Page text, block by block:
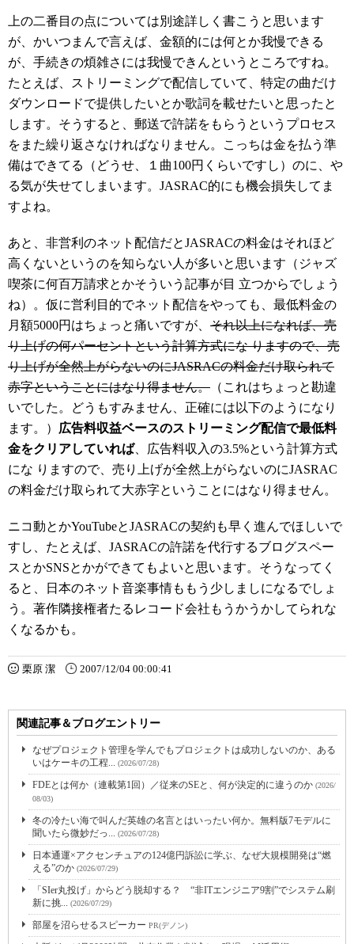
上の二番目の点については別途詳しく書こうと思います
が、かいつまんで言えば、金額的には何とか我慢できる
が、手続きの煩雑さには我慢できんというところですね。
たとえば、ストリーミングで配信していて、特定の曲だけ
ダウンロードで提供したいとか歌詞を載せたいと思ったと
します。そうすると、郵送で許諾をもらうというプロセス
をまた繰り返さなければなりません。こっちは金を払う準
備はできてる（どうせ、１曲100円くらいですし）のに、や
る気が失せてしまいます。JASRAC的にも機会損失してま
すよね。
あと、非営利のネット配信だとJASRACの料金はそれほど
高くないというのを知らない人が多いと思います（ジャズ
喫茶に何百万請求とかそういう記事が目 立つからでしょう
ね）。仮に営利目的でネット配信をやっても、最低料金の
月額5000円はちょっと痛いですが、 それ以上になれば、売
り上げの何パーセントという計算方式にな りますので、売
り上げが全然上がらないのにJASRACの料金だけ取られて
赤字ということにはなり得ません。 （これはちょっと勘違
いでした。どうもすみません、正確には以下のようになり
ます。） 広告料収益ベースのストリーミング配信で最低料
金をクリアしていれば、広告料収入の3.5%という計算方式
にな りますので、売り上げが全然上がらないのにJASRAC
の料金だけ取られて大赤字ということにはなり得ません。
ニコ動とかYouTubeとJASRACの契約も早く進んでほしいで
すし、たとえば、JASRACの許諾を代行するブログスペー
スとかSNSとかができてもよいと思います。そうなってく
ると、日本のネット音楽事情ももう少しましになるでしょ
う。著作隣接権者たるレコード会社もうかうかしてられな
くなるかも。
栗原 潔 2007/12/04 00:00:41
関連記事＆ブログエントリー
なぜプロジェクト管理を学んでもプロジェクトは成功しないのか、ある
いはケーキの工程... (2026/07/28)
FDEとは何か（連載第1回）／従来のSEと、何が決定的に違うのか (2026/
08/03)
冬の冷たい海で叫んだ英雄の名言とはいったい何か。無料版7モデルに
聞いたら微妙だっ... (2026/07/28)
日本通運×アクセンチュアの124億円訴訟に学ぶ、なぜ大規模開発は“燃
える”のか (2026/07/29)
「SIer丸投げ」からどう脱却する？ “非ITエンジニア9割”でシステム刷
新に挑... (2026/07/29)
部屋を沼らせるスピーカー PR(デノン)